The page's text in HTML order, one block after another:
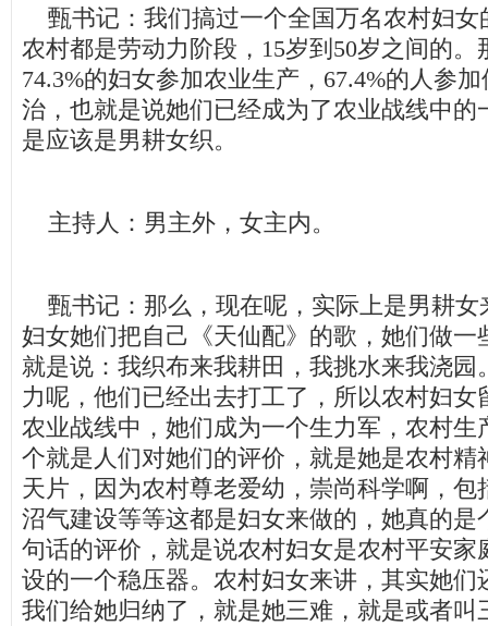
甄书记：我们搞过一个全国万名农村妇女
农村都是劳动力阶段，15岁到50岁之间的。
74.3%的妇女参加农业生产，67.4%的人参
治，也就是说她们已经成为了农业战线中的
是应该是男耕女织。
主持人：男主外，女主内。
甄书记：那么，现在呢，实际上是男耕女
妇女她们把自己《天仙配》的歌，她们做一
就是说：我织布来我耕田，我挑水来我浇园
力呢，他们已经出去打工了，所以农村妇女
农业战线中，她们成为一个生力军，农村生
个就是人们对她们的评价，就是她是农村精
天片，因为农村尊老爱幼，崇尚科学啊，包
沼气建设等等这都是妇女来做的，她真的是
句话的评价，就是说农村妇女是农村平安家
设的一个稳压器。农村妇女来讲，其实她们
我们给她归纳了，就是她三难，就是或者叫